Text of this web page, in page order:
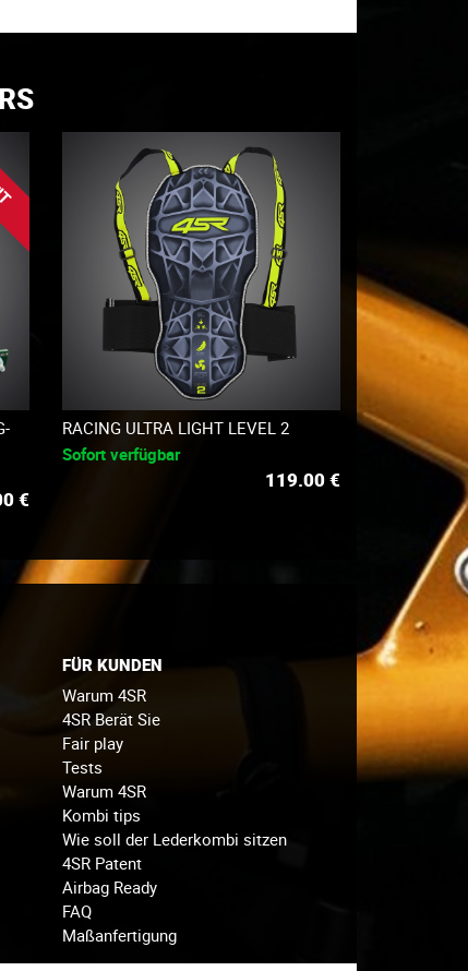
€
RACING ULTRA LIGHT LEVEL 2
Sofort verfügbar
119.00€
FÜR KUNDEN
Warum 4SR
4SR Berät Sie
Fair play
Tests
Warum 4SR
Kombi tips
Wie soll der Lederkombi sitzen
4SR Patent
Airbag Ready
FAQ
Maßanfertigung